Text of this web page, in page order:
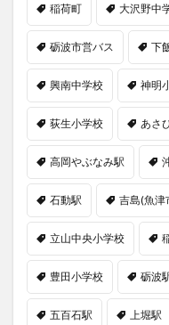
稲荷町 大沢野中
砺波市営バス 下
興南中学校 神明
荻生小学校 あさ
高岡やぶなみ駅
石動駅 吉島(魚津
立山中央小学校
豊田小学校 砺波
五百石駅 上堀駅